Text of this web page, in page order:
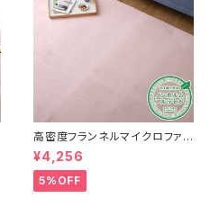
高密度フランネルマイクロファイ
バー・ラグマットLサイズ（200×2
50cm）洗えるラグマット｜ナル
トレア
¥4,256
5%OFF